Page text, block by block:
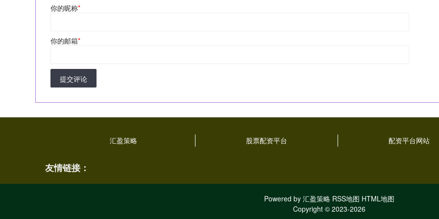
你的昵称*
你的邮箱*
提交评论
汇盈策略 股票配资平台 配资平台网站
友情链接：
Powered by 汇盈策略 RSS地图 HTML地图
Copyright © 2023-2026